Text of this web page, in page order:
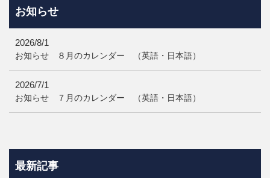
9:00
お知らせ
2026/8/1
お知らせ ８月のカレンダー （英語・日本語）
2026/7/1
お知らせ ７月のカレンダー （英語・日本語）
最新記事